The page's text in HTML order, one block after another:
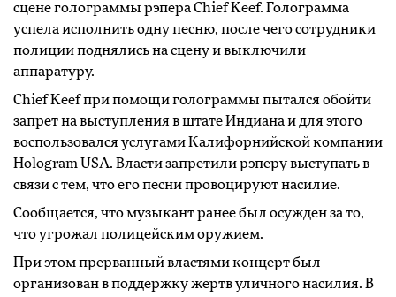
сцене голограммы рэпера Chief Keef. Голограмма
успела исполнить одну песню, после чего сотрудники
полиции поднялись на сцену и выключили
аппаратуру.
Chief Keef при помощи голограммы пытался обойти
запрет на выступления в штате Индиана и для этого
воспользовался услугами Калифорнийской компании
Hologram USA. Власти запретили рэперу выступать в
связи с тем, что его песни провоцируют насилие.
Сообщается, что музыкант ранее был осужден за то,
что угрожал полицейским оружием.
При этом прерванный властями концерт был
организован в поддержку жертв уличного насилия. В